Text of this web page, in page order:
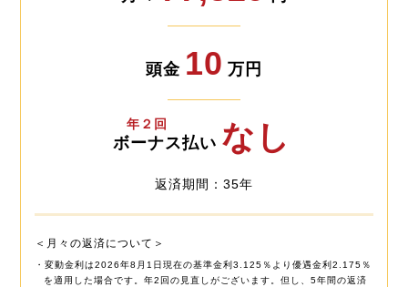
頭金 10 万円
年２回
ボーナス払い なし
返済期間：35年
＜月々の返済について＞
・変動金利は2026年8月1日現在の基準金利3.125％より優遇金利2.175％
を適用した場合です。年2回の見直しがございます。但し、5年間の返済